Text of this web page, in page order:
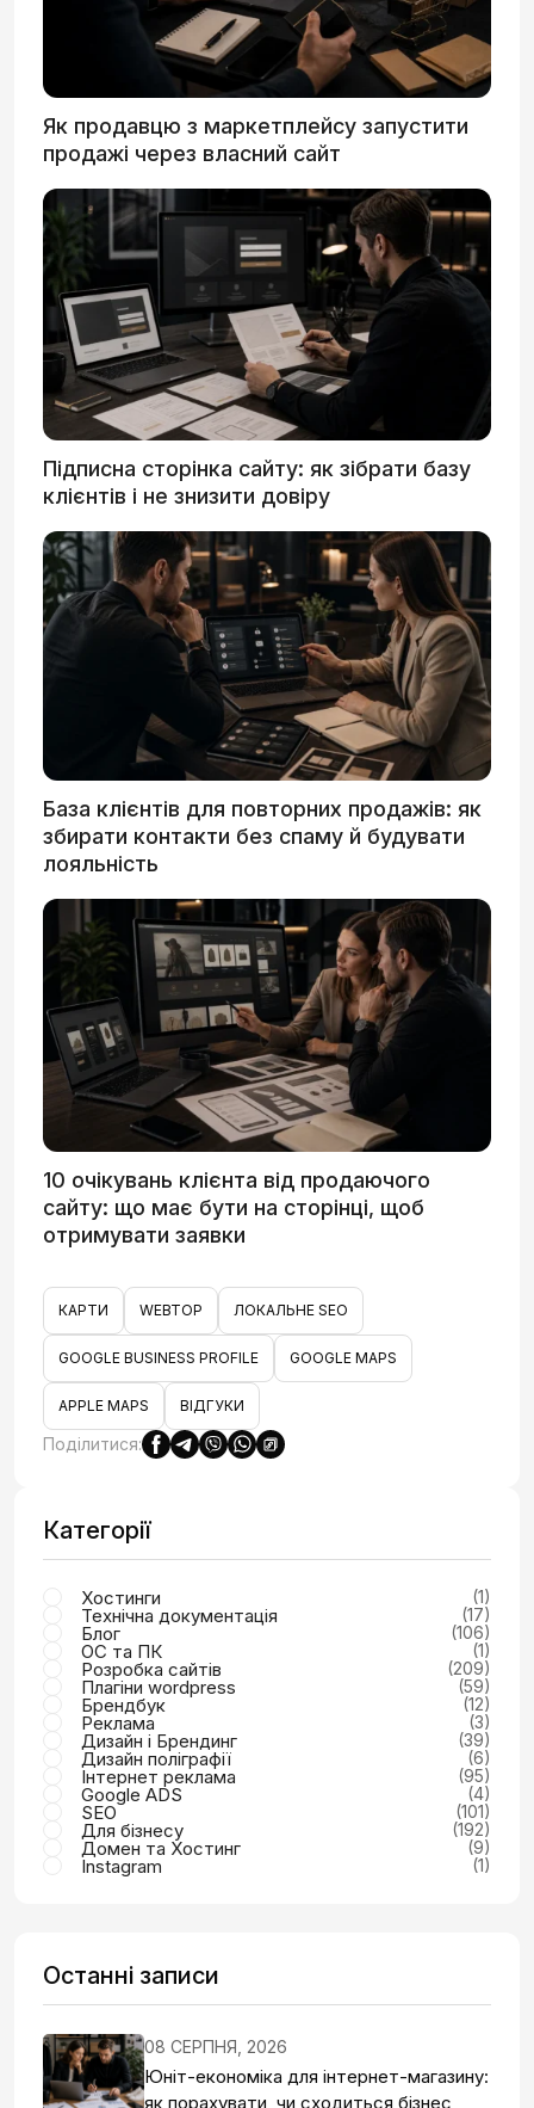
Як продавцю з маркетплейсу запустити
продажі через власний сайт
Підписна сторінка сайту: як зібрати базу
клієнтів і не знизити довіру
База клієнтів для повторних продажів: як
збирати контакти без спаму й будувати
лояльність
10 очікувань клієнта від продаючого
сайту: що має бути на сторінці, щоб
отримувати заявки
КАРТИ WEBTOP ЛОКАЛЬНЕ SEO
GOOGLE BUSINESS PROFILE GOOGLE MAPS
APPLE MAPS ВІДГУКИ
Поділитися:
Категорії
Хостинги (1)
Технічна документація (17)
Блог (106)
ОС та ПК (1)
Розробка сайтів (209)
Плагіни wordpress (59)
Брендбук (12)
Реклама (3)
Дизайн і Брендинг (39)
Дизайн поліграфії (6)
Інтернет реклама (95)
Google ADS (4)
SEO (101)
Для бізнесу (192)
Домен та Хостинг (9)
Instagram (1)
Останні записи
08 СЕРПНЯ, 2026
Юніт-економіка для інтернет-магазину:
як порахувати, чи сходиться бізнес